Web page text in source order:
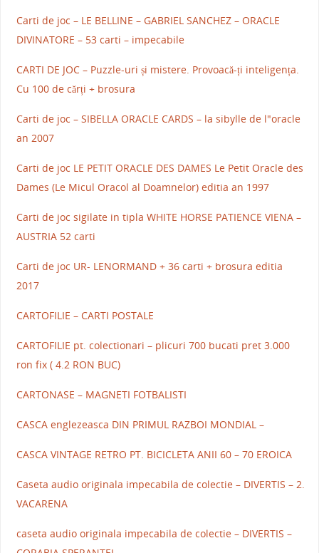
Carti de joc – LE BELLINE – GABRIEL SANCHEZ – ORACLE
DIVINATORE – 53 carti – impecabile
CARTI DE JOC – Puzzle-uri și mistere. Provoacă-ți inteligența.
Cu 100 de cărți + brosura
Carti de joc – SIBELLA ORACLE CARDS – la sibylle de l"oracle
an 2007
Carti de joc LE PETIT ORACLE DES DAMES Le Petit Oracle des
Dames (Le Micul Oracol al Doamnelor) editia an 1997
Carti de joc sigilate in tipla WHITE HORSE PATIENCE VIENA –
AUSTRIA 52 carti
Carti de joc UR- LENORMAND + 36 carti + brosura editia
2017
CARTOFILIE – CARTI POSTALE
CARTOFILIE pt. colectionari – plicuri 700 bucati pret 3.000
ron fix ( 4.2 RON BUC)
CARTONASE – MAGNETI FOTBALISTI
CASCA englezeasca DIN PRIMUL RAZBOI MONDIAL –
CASCA VINTAGE RETRO PT. BICICLETA ANII 60 – 70 EROICA
Caseta audio originala impecabila de colectie – DIVERTIS – 2.
VACARENA
caseta audio originala impecabila de colectie – DIVERTIS –